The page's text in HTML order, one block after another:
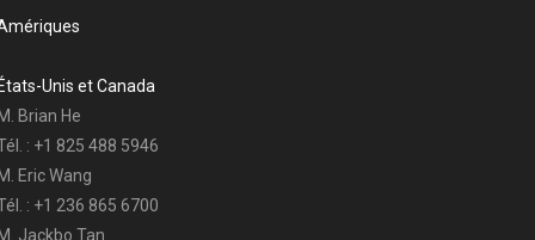
États-Unis et Canada
M. Brian He
: +1 825 488 5946
M. Eric Wang
: +1 236 865 6700
M. Jackbo Tan